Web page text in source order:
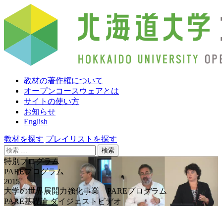
教材の著作権について
オープンコースウェアとは
サイトの使い方
お知らせ
English
教材を探す プレイリストを探す
検
索:
特別プログラム
PAREプログラム
2015
大学の世界展開力強化事業 PAREプログラム
PARE基礎論 ダイジェストビデオ